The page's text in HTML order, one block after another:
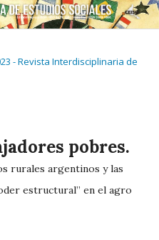
- Revista Interdisciplinaria de
pobres.
rurales argentinos y las
estructural” en el agro